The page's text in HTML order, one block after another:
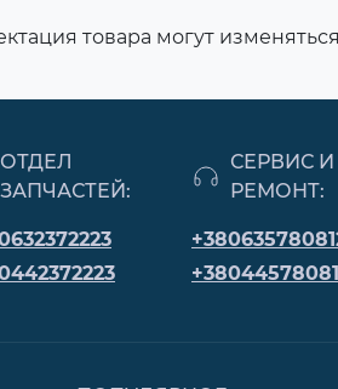
товара могут
ОТДЕЛ
ЗАПЧАСТЕЙ:
СЕРВИС И
РЕМОНТ: